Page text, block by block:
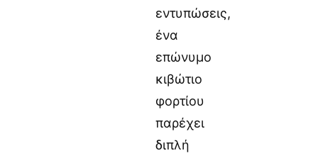
εντυπώσεις,
ένα
επώνυμο
κιβώτιο
φορτίου
παρέχει
διπλή